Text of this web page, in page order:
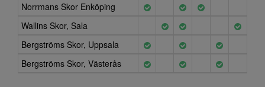
Norrmans Skor Enköping
Wallins Skor, Sala
Bergströms Skor, Uppsala
Bergströms Skor, Västerås